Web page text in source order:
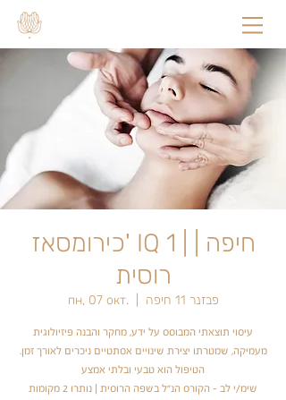
כירומסאז' IQ 1 | חיפה |
רוסית
пн, 07 окт.
  |
פבזנר 11 חיפה
עיסוי תוצאתי המבוסס על ידע, מחקר והבנה פיזיולוגית
מעמיקה, שמטרתו יצירת שינויים אסתטיים ניכרים לאורך זמן.
הטיפול הוא טבעי ובלתי אמצע
שימ/י לב - הקורס הנ"ל בשפה הרוסית | נותרו 2 מקומות